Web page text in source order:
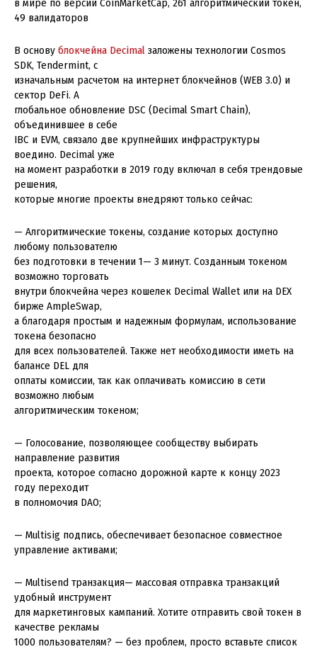
в мире по версии CoinMarketCap, 261 алгоритмический токен,
49 валидаторов
В основу блокчейна Decimal заложены технологии Cosmos
SDK, Tendermint, с
изначальным расчетом на интернет блокчейнов (WEB 3.0) и
сектор DeFi. А
глобальное обновление DSC (Decimal Smart Chain),
объединившее в себе
IBC и EVM, связало две крупнейших инфраструктуры
воедино. Decimal уже
на момент разработки в 2019 году включал в себя трендовые
решения,
которые многие проекты внедряют только сейчас:
— Алгоритмические токены, создание которых доступно
любому пользователю
без подготовки в течении 1— 3 минут. Созданным токеном
возможно торговать
внутри блокчейна через кошелек Decimal Wallet или на DEX
бирже AmpleSwap,
а благодаря простым и надежным формулам, использование
токена безопасно
для всех пользователей. Также нет необходимости иметь на
балансе DEL для
оплаты комиссии, так как оплачивать комиссию в сети
возможно любым
алгоритмическим токеном;
— Голосование, позволяющее сообществу выбирать
направление развития
проекта, которое согласно дорожной карте к концу 2023
году переходит
в полномочия DAO;
— Multisig подпись, обеспечивает безопасное совместное
управление активами;
— Multisend транзакция— массовая отправка транзакций
удобный инструмент
для маркетинговых кампаний. Хотите отправить свой токен в
качестве рекламы
1000 пользователям? — без проблем, просто вставьте список